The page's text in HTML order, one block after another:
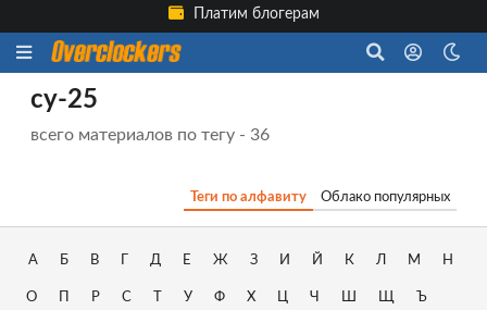
Платим блогерам
су-25
всего материалов по тегу - 36
Теги по алфавиту Облако популярных
А Б В Д Е Ж З И Й К Л М Н
О Р С У Ф Х Ц Ч Ш Щ Ъ